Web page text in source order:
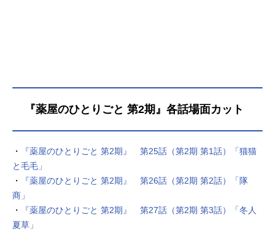
『薬屋のひとりごと 第2期』各話場面カット
・
『薬屋のひとりごと 第2期』 第25話（第2期 第1話）「猫猫
と毛毛」
・
『薬屋のひとりごと 第2期』 第26話（第2期 第2話）「隊
商」
・
『薬屋のひとりごと 第2期』 第27話（第2期 第3話）「冬人
夏草」